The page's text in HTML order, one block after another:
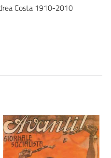
Costa 1910-2010